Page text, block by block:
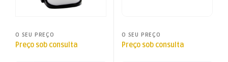
O SEU PREÇO
Preço sob consulta
O SEU PREÇO
Preço sob consulta